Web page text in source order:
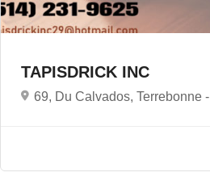
TAPISDRICK INC
69, Du Calvados, Terrebonne -